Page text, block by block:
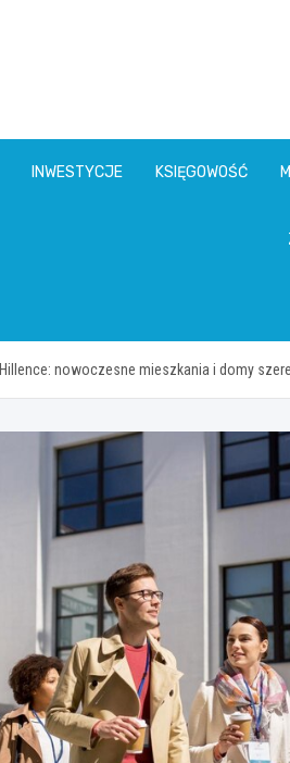
INWESTYCJE KSIĘGOWOŚĆ
nowoczesne mieszkania i domy